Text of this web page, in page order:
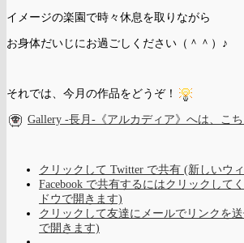
イメージの楽園で時々休息を取りながら
お身体だいじにお過ごしください（＾＾）♪
それでは、今月の作品をどうぞ！
Gallery -長月-《アルカディア》へは、こち
クリックして Twitter で共有 (新しいウ
Facebook で共有するにはクリックして
ドウで開きます)
クリックして友達にメールでリンクを
で開きます)